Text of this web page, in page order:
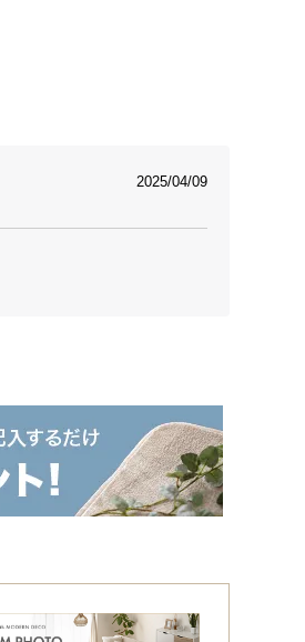
れています。布団は
2025/04/09